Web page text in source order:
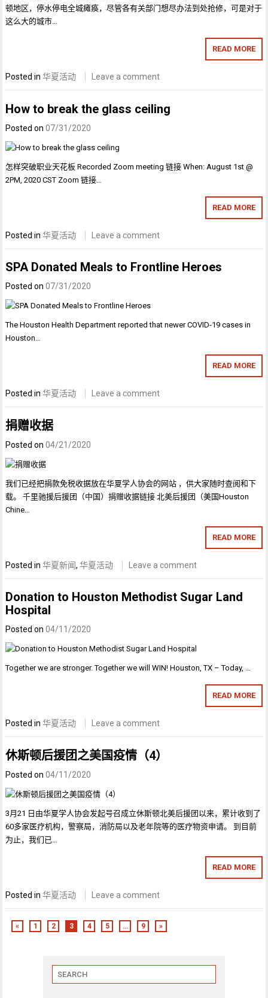
顿地区，停水停电全城瘫痪，尽管各有关部门想尽办法到处抢修，可是对于
这么大的城市…
READ MORE
Posted in华夏活动 Leave a comment
How to break the glass ceiling
Posted on07/31/2020
怎样突破职业天花板 Recorded Zoom meeting 链接 When: August 1st @
2PM, 2020 CST Zoom 链接…
READ MORE
Posted in华夏活动 Leave a comment
SPA Donated Meals to Frontline Heroes
Posted on07/31/2020
The Houston Health Department reported that newer COVID-19 cases in
Houston…
READ MORE
Posted in华夏活动 Leave a comment
捐赠收据
Posted on04/21/2020
我们已经把捐款免税收据放在华夏学人协会的网站 ，供大家随时查阅和下
载。 千里驰援后援团（中国）捐赠收据链接 北美后援团（美国Houston
Chine…
READ MORE
Posted in华夏新闻,华夏活动 Leave a comment
Donation to Houston Methodist Sugar Land
Hospital
Posted on04/11/2020
Together we are stronger. Together we will WIN! Houston, TX – Today, …
READ MORE
Posted in华夏活动 Leave a comment
休斯顿后援团之美国疫情（4）
Posted on04/11/2020
3月21 日由华夏学人协会发起号召成立休斯顿北美后援团以来，累计收到了
60多家医疗机构，警察局，消防局以及老年院等的医疗物资申请。 到目前
为止，我们已…
READ MORE
Posted in华夏活动 Leave a comment
« 1 2 3 4 5 … 9 »